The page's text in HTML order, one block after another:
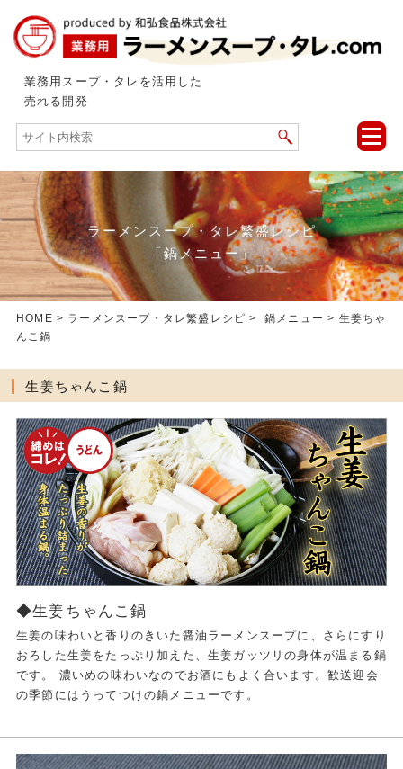
業務用スープ・タレを活用した
売れる開発
toggle
ラーメンスープ・タレ繁盛レシピ
「鍋メニュー」
HOME > ラーメンスープ・タレ繁盛レシピ >鍋メニュー > 生姜ちゃ
んこ鍋
生姜ちゃんこ鍋
◆生姜ちゃんこ鍋
生姜の味わいと香りのきいた醤油ラーメンスープに、さらにすり
おろした生姜をたっぷり加えた、生姜ガッツリの身体が温まる鍋
です。 濃いめの味わいなのでお酒にもよく合います。歓送迎会
の季節にはうってつけの鍋メニューです。